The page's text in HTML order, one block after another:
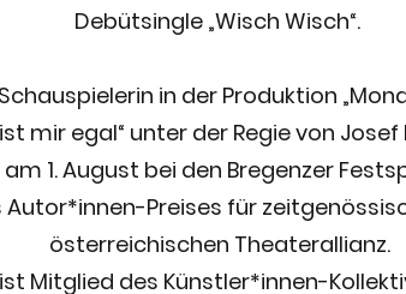
Debütsingle „Wisch Wisch“.
in der Produktion
mir egal“ unter der Regie von
1. August bei den Bregenzer
Autor*innen-Preises für
österreichischen Theaterallianz.
Mitglied des Künstler*innen-